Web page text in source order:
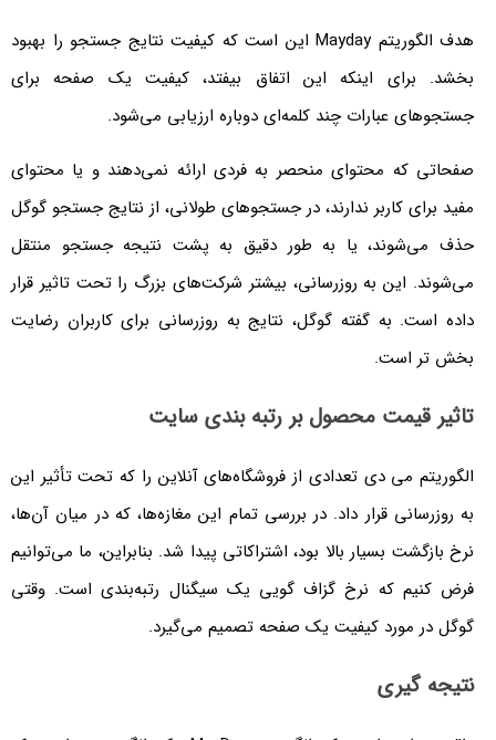
هدف الگوریتم Mayday این است که کیفیت نتایج جستجو را بهبود
بخشد. برای اینکه این اتفاق بیفتد، کیفیت یک صفحه برای
جستجوهای عبارات چند کلمه‌ای دوباره ارزیابی می‌شود.
صفحاتی که محتوای منحصر به فردی ارائه نمی‌دهند و یا محتوای
مفید برای کاربر ندارند، در جستجوهای طولانی، از نتایج جستجو گوگل
حذف می‌شوند، یا به طور دقیق به پشت نتیجه جستجو منتقل
می‌شوند. این به روزرسانی، بیشتر شرکت‌های بزرگ را تحت تاثیر قرار
داده است. به گفته گوگل، نتایج به روزرسانی برای کاربران رضایت
بخش تر است.
تاثیر قیمت محصول بر رتبه بندی سایت
الگوریتم می دی تعدادی از فروشگاه‌های آنلاین را که تحت تأثیر این
به روزرسانی قرار داد. در بررسی تمام این مغازه‌ها، که در میان آن‌ها،
نرخ بازگشت بسیار بالا بود، اشتراکاتی پیدا شد. بنابراین، ما می‌توانیم
فرض کنیم که نرخ گزاف گویی یک سیگنال رتبه‌بندی است. وقتی
گوگل در مورد کیفیت یک صفحه تصمیم می‌گیرد.
نتیجه گیری